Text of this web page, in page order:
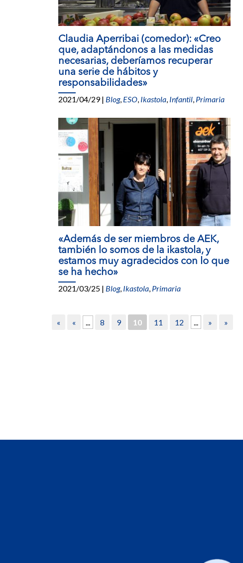
Claudia Aperribai (comedor): «Creo
que, adaptándonos a las medidas
necesarias, deberíamos recuperar
una serie de hábitos y
responsabilidades»
2021/04/29| Blog, ESO, Ikastola, Infantil, Primaria
«Además de ser miembros de AEK,
también lo somos de la ikastola, y
estamos muy agradecidos con lo que
se ha hecho»
2021/03/25 | Blog, Ikastola Primaria
« « 8 9 10 11 12 » »